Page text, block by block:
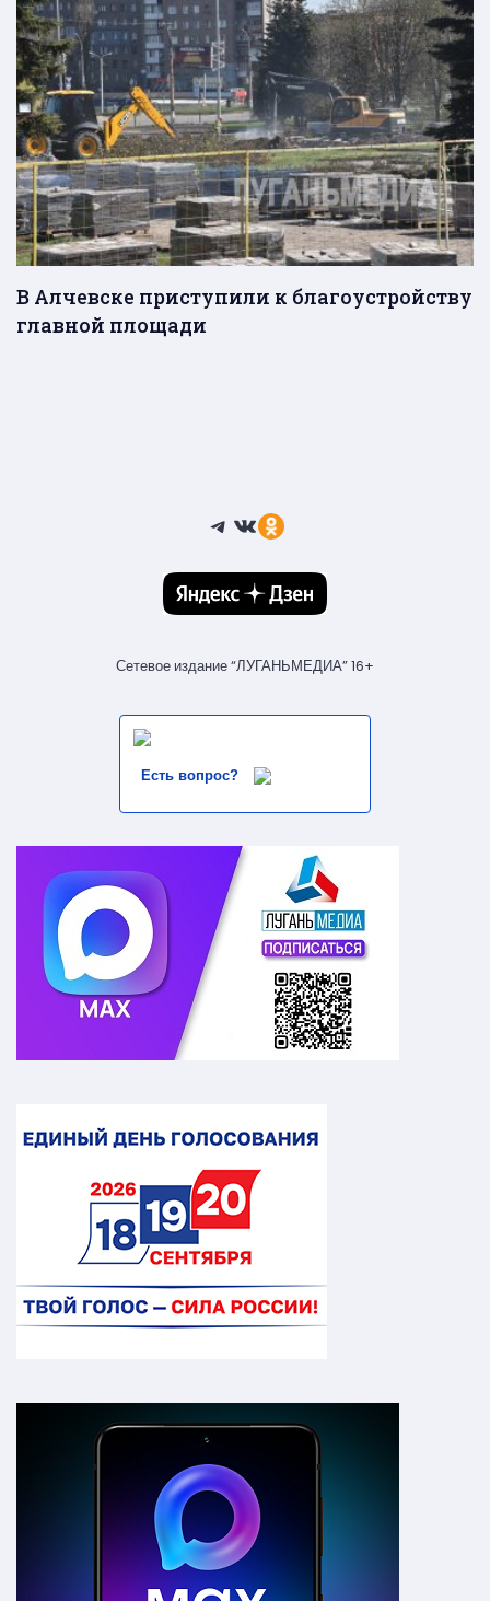
В Алчевске приступили к благоустройству
главной площади
Telegram
ВКонтакте
Ссылка
Сетевое издание “ЛУГАНЬМЕДИА” 16+
Есть вопрос?